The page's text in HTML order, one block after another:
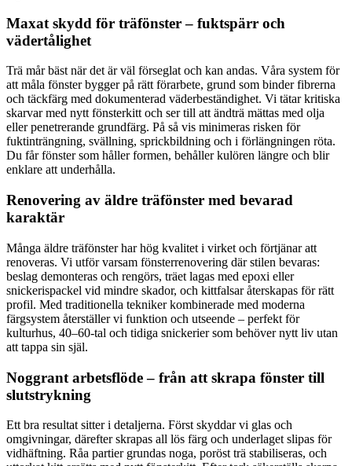
Maxat skydd för träfönster – fuktspärr och
vädertålighet
Trä mår bäst när det är väl förseglat och kan andas. Våra system för
att måla fönster bygger på rätt förarbete, grund som binder fibrerna
och täckfärg med dokumenterad väderbeständighet. Vi tätar kritiska
skarvar med nytt fönsterkitt och ser till att ändträ mättas med olja
eller penetrerande grundfärg. På så vis minimeras risken för
fuktinträngning, svällning, sprickbildning och i förlängningen röta.
Du får fönster som håller formen, behåller kulören längre och blir
enklare att underhålla.
Renovering av äldre träfönster med bevarad
karaktär
Många äldre träfönster har hög kvalitet i virket och förtjänar att
renoveras. Vi utför varsam fönsterrenovering där stilen bevaras:
beslag demonteras och rengörs, träet lagas med epoxi eller
snickerispackel vid mindre skador, och kittfalsar återskapas för rätt
profil. Med traditionella tekniker kombinerade med moderna
färgsystem återställer vi funktion och utseende – perfekt för
kulturhus, 40–60-tal och tidiga snickerier som behöver nytt liv utan
att tappa sin själ.
Noggrant arbetsflöde – från att skrapa fönster till
slutstrykning
Ett bra resultat sitter i detaljerna. Först skyddar vi glas och
omgivningar, därefter skrapas all lös färg och underlaget slipas för
vidhäftning. Råa partier grundas noga, poröst trä stabiliseras, och